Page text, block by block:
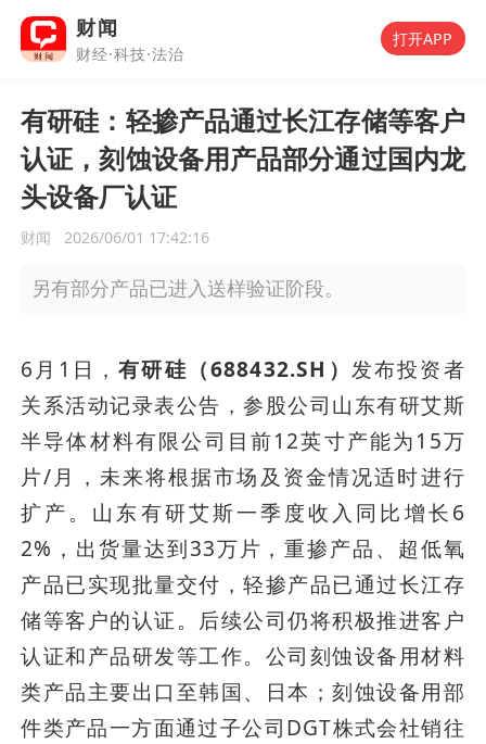
财闻
财经·科技·法治
打开APP
有研硅：轻掺产品通过长江存储等客户
认证，刻蚀设备用产品部分通过国内龙
头设备厂认证
财闻 2026/06/01 17:42:16
另有部分产品已进入送样验证阶段。
6月1日，有研硅（688432.SH） 发布投资者
关系活动记录表公告，参股公司山东有研艾斯
半导体材料有限公司目前12英寸产能为15万
片/月，未来将根据市场及资金情况适时进行
扩产。山东有研艾斯一季度收入同比增长6
2%，出货量达到33万片，重掺产品、超低氧
产品已实现批量交付，轻掺产品已通过长江存
储等客户的认证。后续公司仍将积极推进客户
认证和产品研发等工作。公司刻蚀设备用材料
类产品主要出口至韩国、日本；刻蚀设备用部
件类产品一方面通过子公司DGT株式会社销往